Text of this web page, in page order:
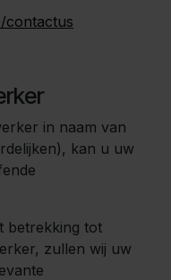
contactus
in naam van
kan u uw
betrekking tot
zullen wij uw